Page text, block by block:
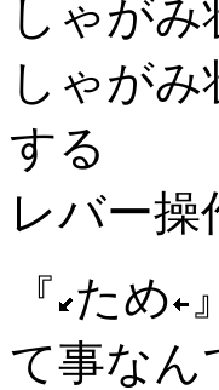
しゃが
しゃが
する
レバー
『 ため
』
て事なん